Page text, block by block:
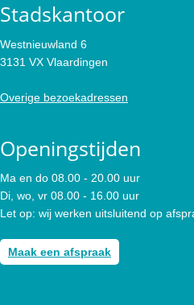
Stadskantoor
Westnieuwland 6
3131 VX Vlaardingen
Overige bezoekadressen
Openingstijden
Ma en do 08.00 - 20.00 uur
Di, wo, vr 08.00 - 16.00 uur
Let op: wij werken uitsluitend op
Maak een afspraak